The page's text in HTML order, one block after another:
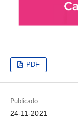
PDF
Publicado
24-11-2021